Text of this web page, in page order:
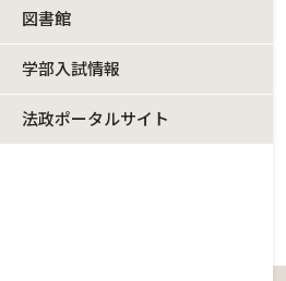
図書館
学部入試情報
法政ポータルサイト